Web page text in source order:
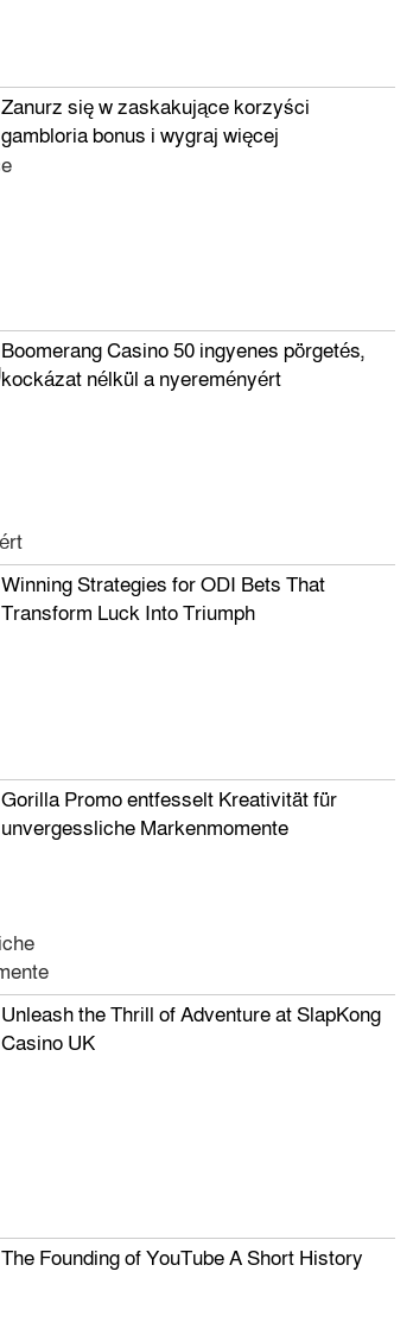
Zanurz się w zaskakujące korzyści
gambloria bonus i wygraj więcej
Boomerang Casino 50 ingyenes pörgetés,
kockázat nélkül a nyereményért
Winning Strategies for ODI Bets That
Transform Luck Into Triumph
Gorilla Promo entfesselt Kreativität für
unvergessliche Markenmomente
Unleash the Thrill of Adventure at SlapKong
Casino UK
The Founding of YouTube A Short History